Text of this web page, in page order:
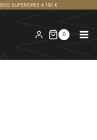
SUPERIORES A 150 €
0